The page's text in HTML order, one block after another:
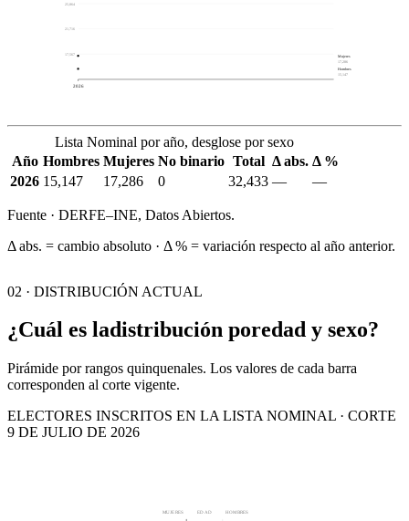
17,567
21,716
25,864
2026
Mujeres
17,286
Hombres
15,147
Lista Nominal por año, desglose por sexo
Año Hombres Mujeres No binario Total Δ abs. Δ %
2026 15,147 17,286 0 32,433 — —
Fuente · DERFE–INE, Datos Abiertos.
Δ abs. = cambio absoluto · Δ % = variación respecto al año anterior.
02 · DISTRIBUCIÓN ACTUAL
¿Cuál es ladistribución poredad y sexo?
Pirámide por rangos quinquenales. Los valores de cada barra
corresponden al corte vigente.
ELECTORES INSCRITOS EN LA LISTA NOMINAL · CORTE
9 DE JULIO DE 2026
MUJERES EDAD HOMBRES